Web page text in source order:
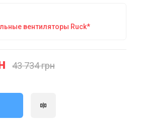
вентиляторы Ruck*
43 734 грн